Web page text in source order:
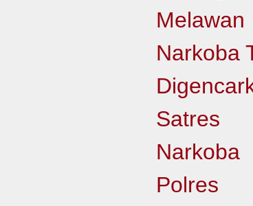
Melawan
Narkoba
Satres
Narkoba
Polres